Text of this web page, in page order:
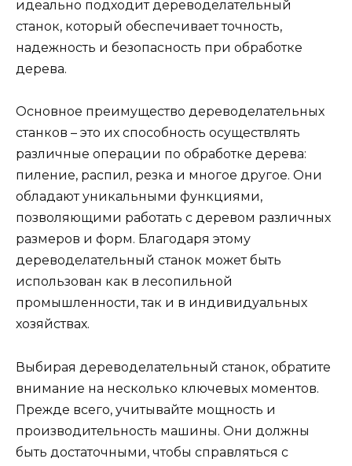
идеально подходит дереводелательный
станок, который обеспечивает точность,
надежность и безопасность при обработке
дерева.
Основное преимущество дереводелательных
станков – это их способность осуществлять
различные операции по обработке дерева:
пиление, распил, резка и многое другое. Они
обладают уникальными функциями,
позволяющими работать с деревом различных
размеров и форм. Благодаря этому
дереводелательный станок может быть
использован как в лесопильной
промышленности, так и в индивидуальных
хозяйствах.
Выбирая дереводелательный станок, обратите
внимание на несколько ключевых моментов.
Прежде всего, учитывайте мощность и
производительность машины. Они должны
быть достаточными, чтобы справляться с